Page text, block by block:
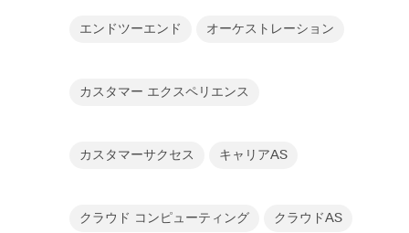
エンドツーエンド オーケストレーション
カスタマー エクスペリエンス
カスタマーサクセス キャリアAS
クラウド コンピューティング クラウドAS